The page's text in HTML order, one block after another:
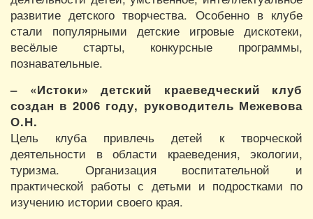
развитие детского творчества. Особенно в клубе
стали популярными детские игровые дискотеки,
весёлые старты, конкурсные программы,
познавательные.
– «Истоки» детский краеведческий клуб
создан в 2006 году, руководитель Межевова
О.Н.
Цель клуба привлечь детей к творческой
деятельности в области краеведения, экологии,
туризма. Организация воспитательной и
практической работы с детьми и подростками по
изучению истории своего края.